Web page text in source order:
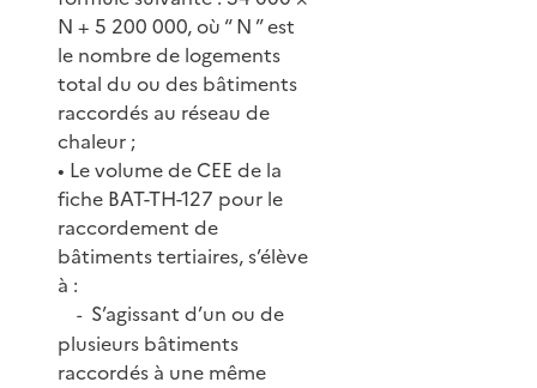
N + 5 200 000, où “ N ” est
le nombre de logements
total du ou des bâtiments
raccordés au réseau de
chaleur ;
• Le volume de CEE de la
fiche BAT-TH-127 pour le
raccordement de
bâtiments tertiaires, s’élève
à :
-S’agissant d’un ou de
plusieurs bâtiments
raccordés à une même